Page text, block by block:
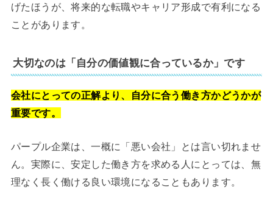
げたほうが、将来的な転職やキャリア形成で有利になる
ことがあります。
大切なのは「自分の価値観に合っているか」です
会社にとっての正解より、自分に合う働き方かどうかが
重要です。
パープル企業は、一概に「悪い会社」とは言い切れませ
ん。実際に、安定した働き方を求める人にとっては、無
理なく長く働ける良い環境になることもあります。